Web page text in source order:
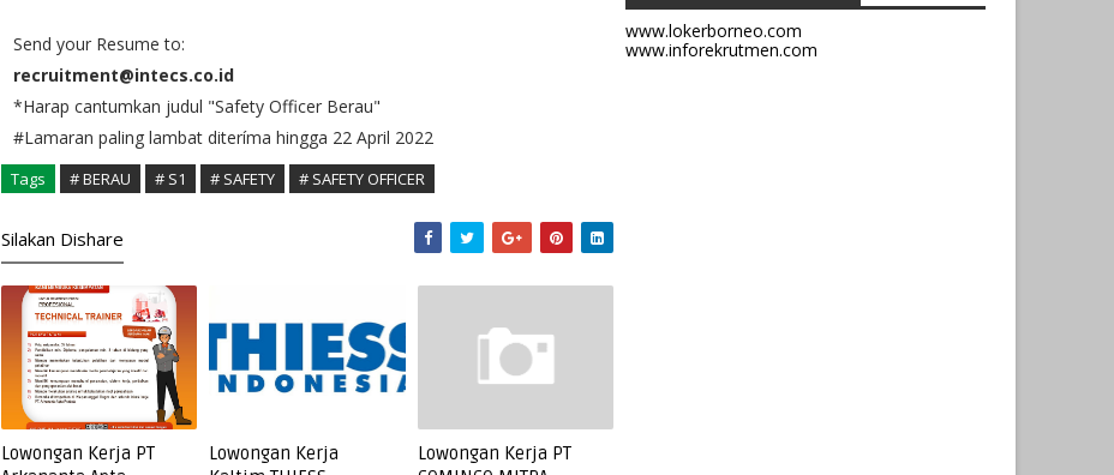
Send your Resume to:
recruitment@intecs.co.id
*Harap cantumkan judul "Safety Officer Berau"
#Lamaran paling lambat diteríma hingga 22 April 2022
Tags # BERAU # S1 # SAFETY # SAFETY OFFICER
Silakan Dishare
Lowongan Kerja PT
Lowongan Kerja
Lowongan Kerja PT
www.lokerborneo.com
www.inforekrutmen.com